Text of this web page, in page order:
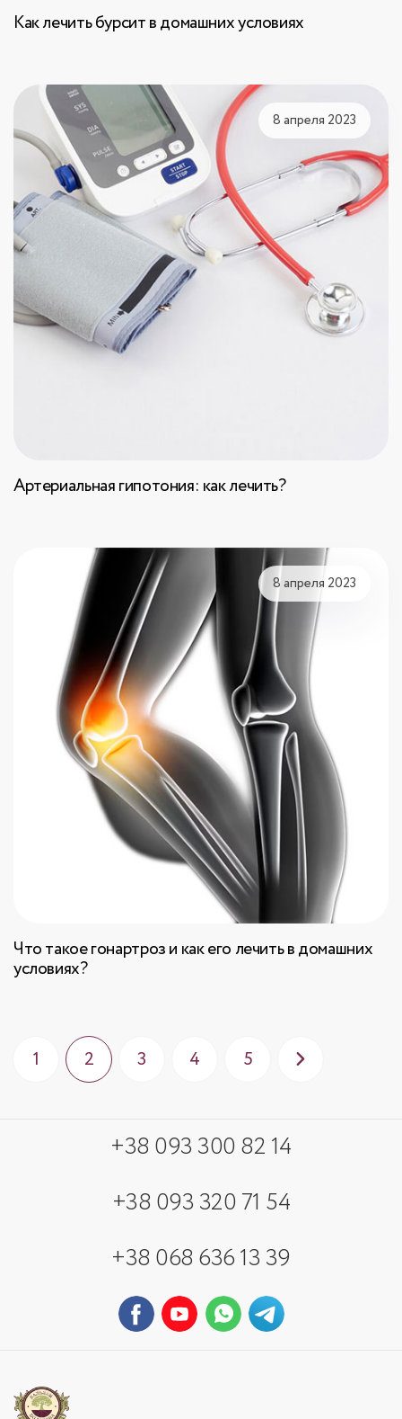
Как лечить бурсит в домашних условиях
8 апреля 2023
Артериальная гипотония: как лечить?
8 апреля 2023
Что такое гонартроз и как его лечить в домашних
условиях?
1 2 3 4 5
+38 093 300 82 14
+38 093 320 71 54
+38 068 636 13 39